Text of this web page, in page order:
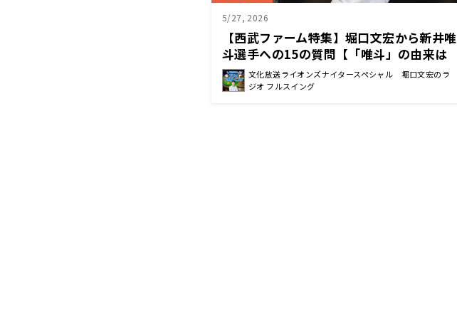
5/27, 2026
【西武ファーム特集】堀口文宏から新井唯
斗選手への15の質問【「唯斗」の由来は
「唯一の星に…」】
文化放送ライオンズナイタースペシャル 堀口文宏のラ
ジオ フルスイング